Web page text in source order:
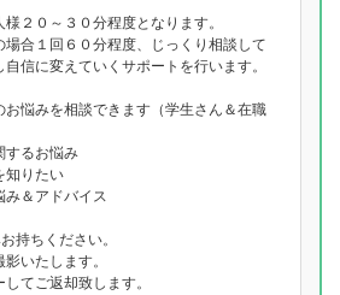
２０～３０分程度となります。
合１回６０分程度、じっくり相談して
信に変えていくサポートを行います。
お悩みを相談できます（学生さん＆在職
るお悩み
知りたい
＆アドバイス
持ちください。
いたします。
てご返却致します。